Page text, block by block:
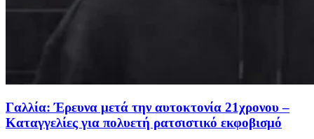
Γαλλία: Έρευνα μετά την αυτοκτονία 21χρονου –
Καταγγελίες για πολυετή ρατσιστικό εκφοβισμό